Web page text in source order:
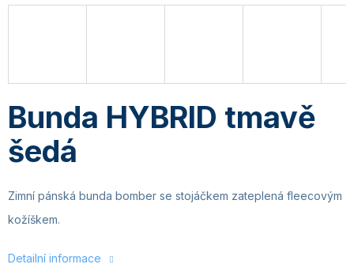
Bunda HYBRID tmavě
šedá
Zimní pánská bunda bomber se stojáčkem zateplená fleecovým
kožíškem.
Detailní informace